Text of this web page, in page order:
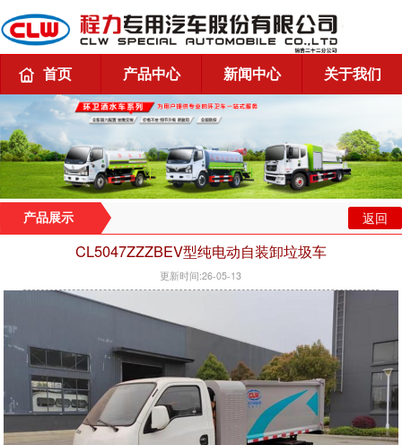
首页 产品中心 新闻中心 关于我们
产品展示 返回
CL5047ZZZBEV型纯电动自装卸垃圾车
更新时间:26-05-13